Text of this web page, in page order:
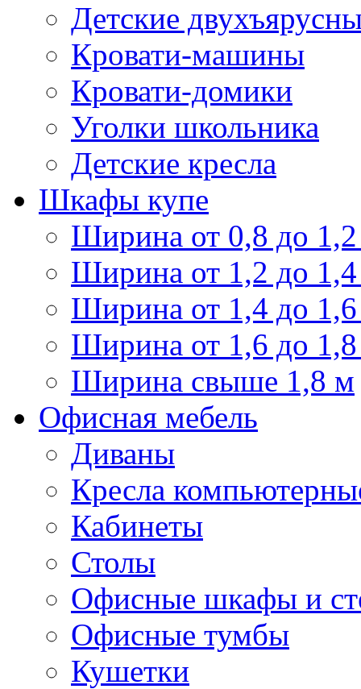
Детские
Кровати-машины
Кровати-домики
Уголки школьника
Детские кресла
Шкафы купе
Ширина от 0,8 до
Ширина от 1,2 до
Ширина от 1,4 до
Ширина от 1,6 до
Ширина свыше 1,8 м
Офисная мебель
Диваны
Кресла
Кабинеты
Столы
Офисные шкафы и
Офисные тумбы
Кушетки